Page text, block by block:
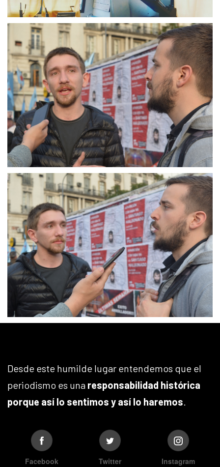
Desde este humilde lugar entendemos que el
periodismo es una responsabilidad histórica
porque así lo sentimos y así lo haremos
Facebook Twitter Instagram